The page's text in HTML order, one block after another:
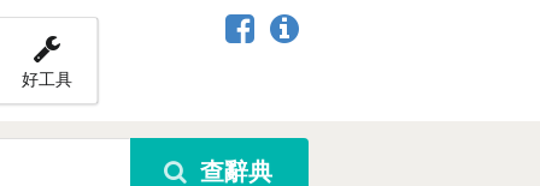
好工具
查辭典